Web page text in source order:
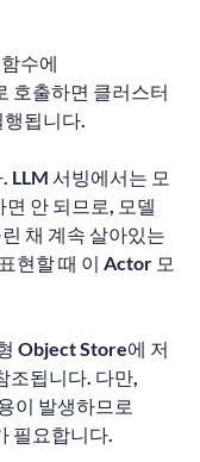
수에
호출하면 클러스터
됩니다.
LLM 서빙에서는 모
안 되므로, 모델
채 계속 살아있는
현할 때 이 Actor 모
Object Store에 저
조됩니다. 다만,
이 발생하므로
필요합니다.